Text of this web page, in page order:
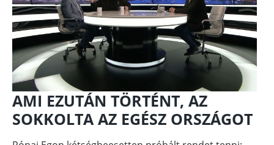
AMI EZUTÁN TÖRTÉNT, AZ
SOKKOLTA AZ EGÉSZ ORSZÁGOT